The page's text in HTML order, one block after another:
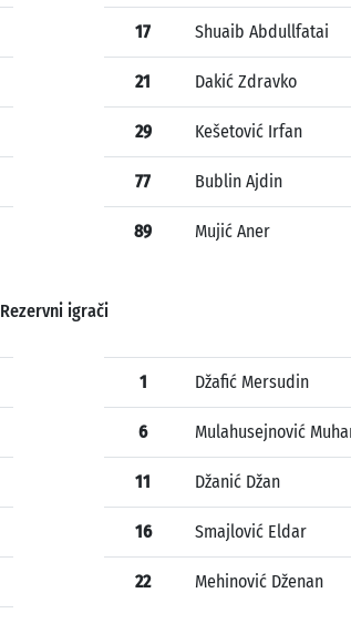
17 Shuaib Abdullfatai
21 Dakić Zdravko
29 Kešetović Irfan
77 Bublin Ajdin
89 Mujić Aner
Rezervni igrači
1 Džafić Mersudin
6 Mulahusejnović
11 Džanić Džan
16 Smajlović Eldar
22 Mehinović Dženan